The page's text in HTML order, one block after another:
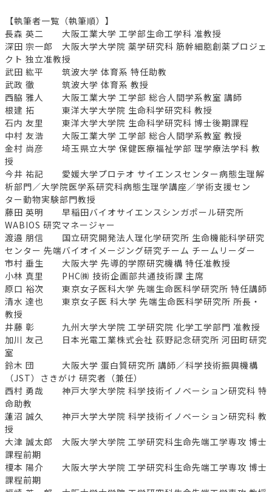
【執筆者一覧（執筆順）】
長森 英二 大阪工業大学 工学部生命工学科 准教授
深田 宗一郎 大阪大学大学院 薬学研究科 筋幹細胞創薬プロジェ
クト 独立准教授
武田 紘平 筑波大学 体育系 特任助教
武政 徹 筑波大学 体育系 教授
西脇 雅人 大阪工業大学 工学部 総合人間学系教室 講師
根建 拓 東洋大学大学院 生命科学研究科 教授
石内 友里 東洋大学大学院 生命科学研究科 博士後期課程
中村 友浩 大阪工業大学 工学部 総合人間学系教室 教授
金村 尚彦 埼玉県立大学 保健医療福祉学部 理学療法学科 教
授
今井 祐記 愛媛大学プロテオ サイエンスセンター病態生理解
析部門／大学院医学系研究科病態生理学講座／学術支援セン
ター動物実験部門教授
藤田 英明 早稲田バイオサイエンスシンガポール研究所
WABIOS 研究マネージャー
渡邉 朋信 国立研究開発法人理化学研究所 生命機能科学研究
センター 先端バイオイメージング研究チーム チームリーダー
市村 垂生 大阪大学 先導的学際研究機構 特任准教授
小林 真里 PHC㈱ 技術企画部共通技術課 主席
原口 裕次 東京女子医科大学 先端生命医科学研究所 特任講師
清水 達也 東京女子医 科大学 先端生命医科学研究所 所長・
教授
井藤 彰 九州大学大学院 工学研究院 化学工学部門 准教授
加川 友己 日本光電工業株式会社 荻野記念研究所 河田町研究
室
鈴木 団 大阪大学 蛋白質研究所 講師／科学技術振興機構
（JST）さきがけ 研究者（兼任）
西村 勇哉 神戸大学大学院 科学技術イノベーション研究科 特
命助教
蓮沼 誠久 神戸大学大学院 科学技術イノベーション研究科 教
授
大津 誠太郎 大阪大学大学院 工学研究科生命先端工学専攻 博士
課程前期
榎本 陽介 大阪大学大学院 工学研究科生命先端工学専攻 博士
課程前期